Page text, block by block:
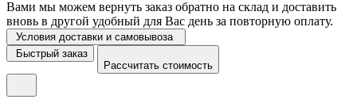
Вами мы можем вернуть заказ обратно на склад и доставить
вновь в другой удобный для Вас день за повторную оплату.
Условия доставки и самовывоза
Быстрый заказ
Рассчитать стоимость